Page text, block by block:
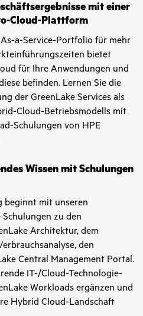
mit einer
Cloud-Plattform
a-Service-Portfolio für mehr
bietet
für Ihre Anwendungen und
befinden. Lernen Sie die
der GreenLake Services als
Cloud-Betriebsmodells mit
Schulungen von HPE
Wissen mit Schulungen
beginnt mit unseren
zu den
Architektur, dem
den
Central Management Portal.
IT-/Cloud-Technologie-
Workloads ergänzen und
Hybrid Cloud-Landschaft